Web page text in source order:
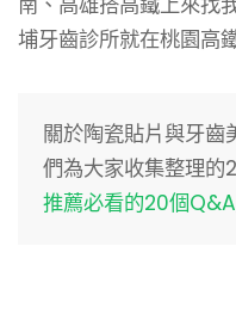
埔牙齒診所就在桃園高
關於陶瓷貼片與牙齒
們為大家收集整理的
推薦必看的20個Q&A